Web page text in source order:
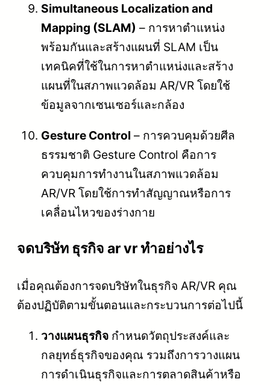
Simultaneous Localization and
Mapping (SLAM) – การหาตำแหน่ง
พร้อมกันและสร้างแผนที่ SLAM เป็น
เทคนิคที่ใช้ในการหาตำแหน่งและสร้าง
แผนที่ในสภาพแวดล้อม AR/VR โดยใช้
ข้อมูลจากเซนเซอร์และกล้อง
Gesture Control – การควบคุมด้วยศีล
ธรรมชาติ Gesture Control คือการ
ควบคุมการทำงานในสภาพแวดล้อม
AR/VR โดยใช้การทำสัญญาณหรือการ
เคลื่อนไหวของร่างกาย
จดบริษัท ธุรกิจ ar vr ทำอย่างไร
เมื่อคุณต้องการจดบริษัทในธุรกิจ AR/VR คุณ
ต้องปฏิบัติตามขั้นตอนและกระบวนการต่อไปนี้
วางแผนธุรกิจ กำหนดวัตถุประสงค์และ
กลยุทธ์ธุรกิจของคุณ รวมถึงการวางแผน
การดำเนินธุรกิจและการตลาดสินค้าหรือ